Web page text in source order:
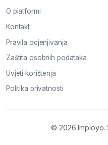
O platformi
Kontakt
Pravila ocjenjivanja
Zaštita osobnih podataka
Uvjeti korištenja
Politika privatnosti
© 2026 Imployo.